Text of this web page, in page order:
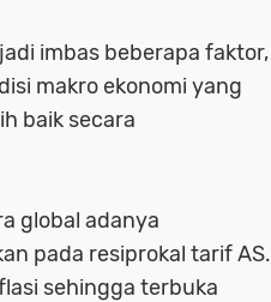
imbas beberapa faktor,
makro ekonomi yang
baik secara
global adanya
pada resiprokal tarif AS.
sehingga terbuka